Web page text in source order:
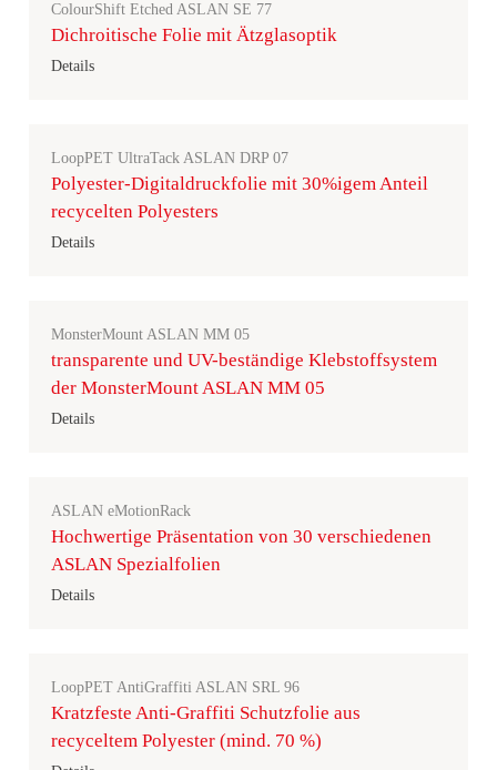
ColourShift Etched ASLAN SE 77
Dichroitische Folie mit Ätzglasoptik
Details
LoopPET UltraTack ASLAN DRP 07
Polyester-Digitaldruckfolie mit 30%igem Anteil
recycelten Polyesters
Details
MonsterMount ASLAN MM 05
transparente und UV-beständige Klebstoffsystem
der MonsterMount ASLAN MM 05
Details
ASLAN eMotionRack
Hochwertige Präsentation von 30 verschiedenen
ASLAN Spezialfolien
Details
LoopPET AntiGraffiti ASLAN SRL 96
Kratzfeste Anti-Graffiti Schutzfolie aus
recyceltem Polyester (mind. 70 %)